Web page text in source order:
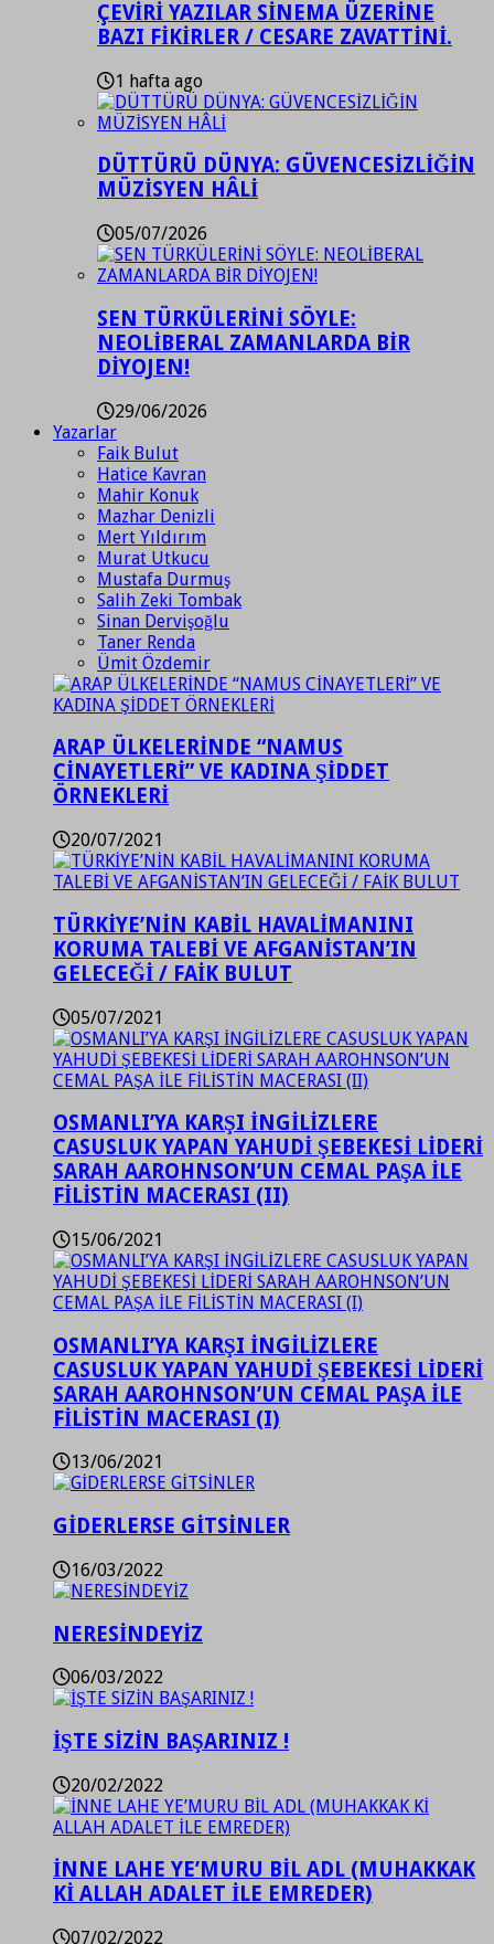
ÇEVİRİ YAZILAR SİNEMA ÜZERİNE
BAZI FİKİRLER / CESARE ZAVATTİNİ.
1 hafta ago
DÜTTÜRÜ DÜNYA: GÜVENCESİZLİĞİN
MÜZİSYEN HÂLİ
05/07/2026
SEN TÜRKÜLERİNİ SÖYLE:
NEOLİBERAL ZAMANLARDA BİR
DİYOJEN!
29/06/2026
Yazarlar
Faik Bulut
Hatice Kavran
Mahir Konuk
Mazhar Denizli
Mert Yıldırım
Murat Utkucu
Mustafa Durmuş
Salih Zeki Tombak
Sinan Dervişoğlu
Taner Renda
Ümit Özdemir
ARAP ÜLKELERİNDE “NAMUS
CİNAYETLERİ” VE KADINA ŞİDDET
ÖRNEKLERİ
20/07/2021
TÜRKİYE’NİN KABİL HAVALİMANINI
KORUMA TALEBİ VE AFGANİSTAN’IN
GELECEĞİ / FAİK BULUT
05/07/2021
OSMANLI’YA KARŞI İNGİLİZLERE
CASUSLUK YAPAN YAHUDİ ŞEBEKESİ LİDERİ
SARAH AAROHNSON’UN CEMAL PAŞA İLE
FİLİSTİN MACERASI (II)
15/06/2021
OSMANLI’YA KARŞI İNGİLİZLERE
CASUSLUK YAPAN YAHUDİ ŞEBEKESİ LİDERİ
SARAH AAROHNSON’UN CEMAL PAŞA İLE
FİLİSTİN MACERASI (I)
13/06/2021
GİDERLERSE GİTSİNLER
16/03/2022
NERESİNDEYİZ
06/03/2022
İŞTE SİZİN BAŞARINIZ !
20/02/2022
İNNE LAHE YE’MURU BİL ADL (MUHAKKAK
Kİ ALLAH ADALET İLE EMREDER)
07/02/2022